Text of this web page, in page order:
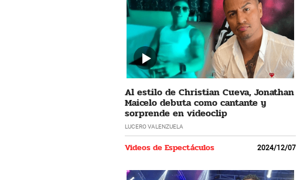
Al estilo de Christian Cueva, Jonathan
Maicelo debuta como cantante y
sorprende en videoclip
LUCERO VALENZUELA
Videos de Espectáculos 2024/12/07